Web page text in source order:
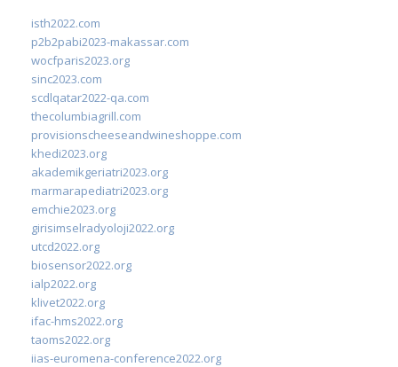
isth2022.com
p2b2pabi2023-makassar.com
wocfparis2023.org
sinc2023.com
scdlqatar2022-qa.com
thecolumbiagrill.com
provisionscheeseandwineshoppe.com
khedi2023.org
akademikgeriatri2023.org
marmarapediatri2023.org
emchie2023.org
girisimselradyoloji2022.org
utcd2022.org
biosensor2022.org
ialp2022.org
klivet2022.org
ifac-hms2022.org
taoms2022.org
iias-euromena-conference2022.org